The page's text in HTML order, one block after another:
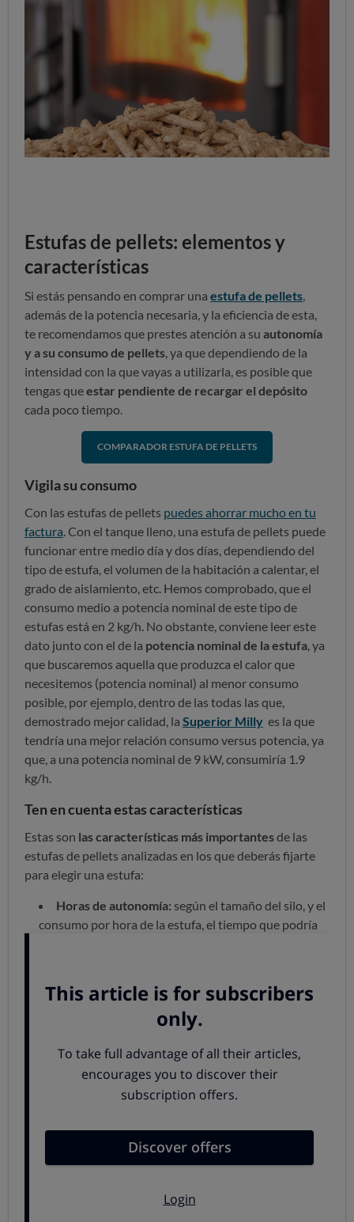
Estufas de pellets: elementos y
características
Si estás pensando en comprar una estufa de pellets
además de la potencia necesaria, y la eficiencia de esta,
te recomendamos que prestes atención a su autonomía
y a su consumo de pellets , ya que dependiendo de la
intensidad con la que vayas a utilizarla, es posible que
tengas queestar pendiente de recargar el depósito
cada poco tiempo.
COMPARADOR ESTUFA DE PELLETS
Vigila su consumo
Con las estufas de pellets puedes ahorrar mucho en tu
factura . Con el tanque lleno, una estufa de pellets puede
funcionar entre medio día y dos días, dependiendo del
tipo de estufa, el volumen de la habitación a calentar, el
grado de aislamiento, etc. Hemos comprobado, que el
consumo medio a potencia nominal de este tipo de
estufas está en 2 kg/h. No obstante, conviene leer este
dato junto con el de la potencia nominal de la estufa , ya
que buscaremos aquella que produzca el calor que
necesitemos (potencia nominal) al menor consumo
posible, por ejemplo, dentro de las todas las que,
demostrado mejor calidad, la Superior Milly es la que
tendría una mejor relación consumo versus potencia, ya
que, a una potencia nominal de 9 kW, consumiría 1.9
kg/h.
Ten en cuenta estas características
Estas son las características más importantesde las
estufas de pellets analizadas en los que deberás fijarte
para elegir una estufa:
Horas de autonomía: según el tamaño del silo, y el
consumo por hora de la estufa, el tiempo que podría
Consumo aproximado a potencia nominal
consumo de pellets cuando la estufa está
funcionando a su potencia nominal (máxima potencia
que puede proporcionar el equipo en condiciones
normales de funcionamiento), o reducida.
Confort Test (temperatura y distribución de
resultado de las temperaturas medias medidos a una
distancia específica de la estufa a 4 alturas diferentes
si el termostato funciona correctamente, apagándose